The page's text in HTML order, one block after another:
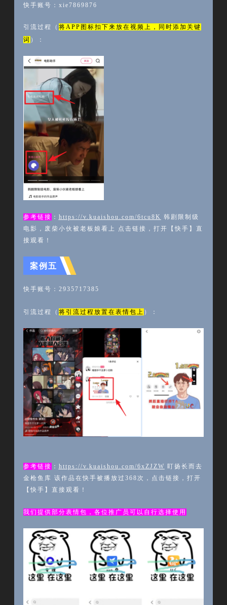
快手账号： xie7869876
引流过程（ 将APP图标扣下来放在视频上，同时添加关键
词 ）：
参考链接 ： https://v.kuaishou.com/6tcu8K 韩剧限制级
电影，废柴小伙被老板娘看上
点击链接，打开【快手】直
接观看！
案例五
快手账号： 2935717385
引流过程（ 将引流过程放置在表情包上 ）：
参考链接 ： https://v.kuaishou.com/6xZJZW 盯扬长而去
金枪鱼库 该作品在快手被播放过 368次，点击链接，打开
【快手】直接观看！
我们提供部分表情包，各位推广员可以自行选择使用